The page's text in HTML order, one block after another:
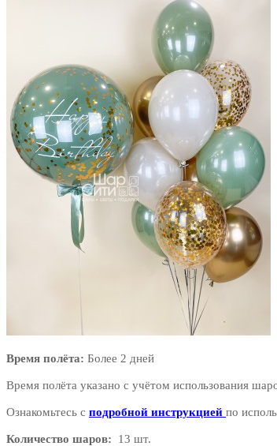
Время полёта: Более 2 дней
Время полёта указано с учётом использования
Ознакомьтесь с подробной инструкцией по
Количество шаров: 13 шт.